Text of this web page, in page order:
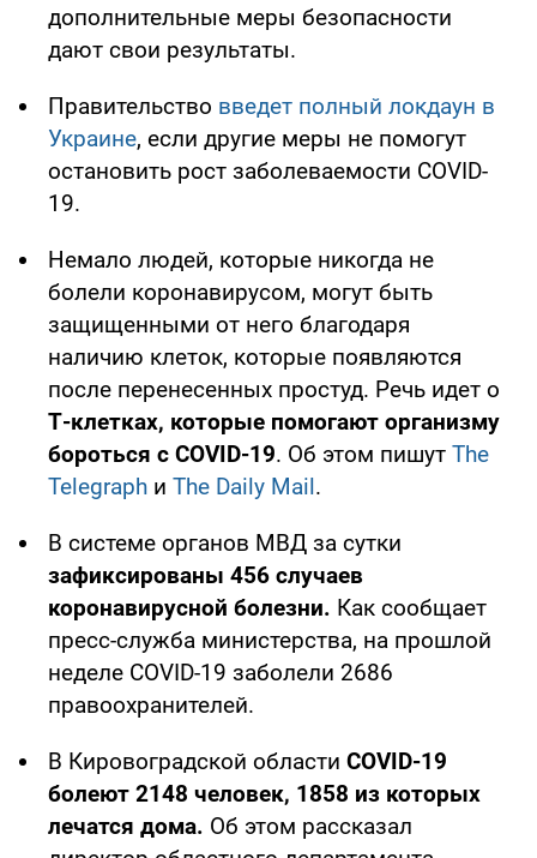
дополнительные меры безопасности
дают свои результаты.
Правительство введет полный локдаун в
Украине, если другие меры не помогут
остановить рост заболеваемости COVID-
19.
Немало людей, которые никогда не
болели коронавирусом, могут быть
защищенными от него благодаря
наличию клеток, которые появляются
после перенесенных простуд. Речь идет о
Т-клетках, которые помогают организму
бороться с COVID-19. Об этом пишут The
Telegraph и The Daily Mail.
В системе органов МВД за сутки
зафиксированы 456 случаев
коронавирусной болезни. Как сообщает
пресс-служба министерства, на прошлой
неделе COVID-19 заболели 2686
правоохранителей.
В Кировоградской области COVID-19
болеют 2148 человек, 1858 из которых
лечатся дома. Об этом рассказал